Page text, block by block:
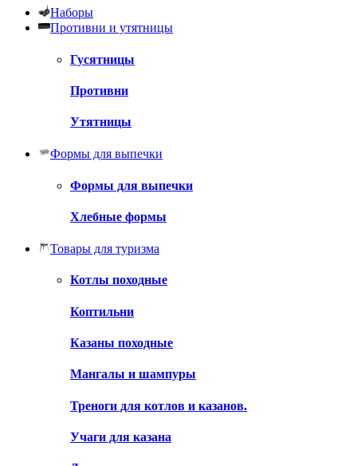
Наборы
Противни и утятницы
Гусятницы
Противни
Утятницы
Формы для выпечки
Формы для выпечки
Хлебные формы
Товары для туризма
Котлы походные
Коптильни
Казаны походные
Мангалы и шампуры
Треноги для котлов и казанов.
Учаги для казана